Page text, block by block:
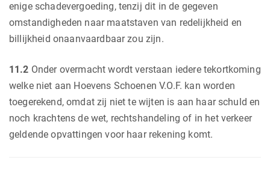
enige schadevergoeding, tenzij dit in de gegeven
omstandigheden naar maatstaven van redelijkheid en
billijkheid onaanvaardbaar zou zijn.
11.2 Onder overmacht wordt verstaan iedere tekortkoming
welke niet aan Hoevens Schoenen V.O.F. kan worden
toegerekend, omdat zij niet te wijten is aan haar schuld en
noch krachtens de wet, rechtshandeling of in het verkeer
geldende opvattingen voor haar rekening komt.